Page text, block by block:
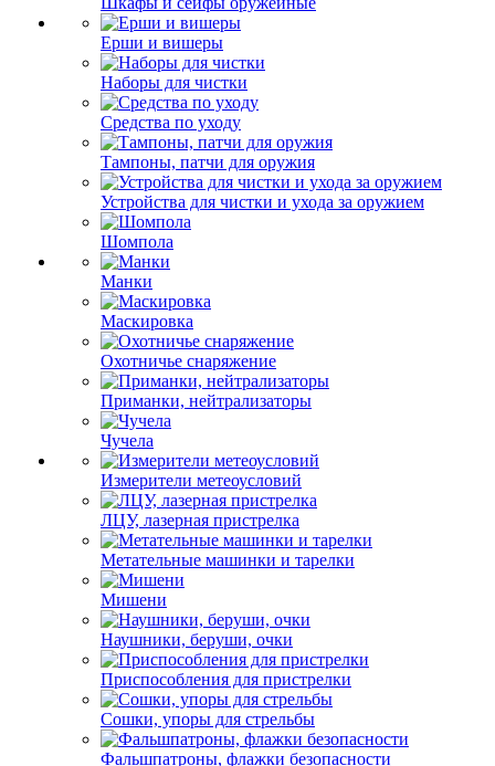
Ерши и вишеры
Наборы для чистки
Средства по уходу
Тампоны, патчи для оружия
Устройства для чистки и ухода за оружием
Шомпола
Манки
Маскировка
Охотничье снаряжение
Приманки, нейтрализаторы
Чучела
Измерители метеоусловий
ЛЦУ, лазерная пристрелка
Метательные машинки и тарелки
Мишени
Наушники, беруши, очки
Приспособления для пристрелки
Сошки, упоры для стрельбы
Фальшпатроны, флажки безопасности